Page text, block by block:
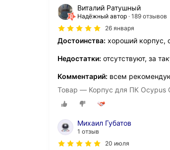
Виталий Ратушный
Надёжный автор 189 отзывов
26 января
Достоинства: хороший корпус,
Недостатки: отсутствуют, за
Комментарий: всем
Товар — Корпус для ПК Ocypus
Михаил Губатов
1 отзыв
20 июля